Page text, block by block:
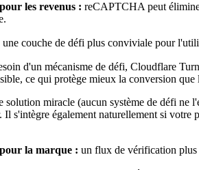
les revenus : reCAPTCHA peut
couche de défi plus conviviale pour
d'un mécanisme de défi, Cloudflare
ce qui protège mieux la conversion
solution miracle (aucun système de défi
Il s'intègre également naturellement si
la marque : un flux de vérification plus